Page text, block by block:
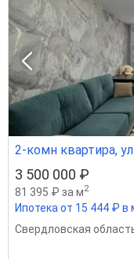
2-комн квартира,
3 500 000 ₽
81 395 ₽ за м2
Ипотека от 15 444 ₽ в
Свердловская